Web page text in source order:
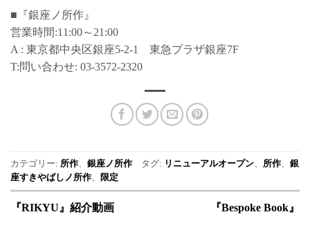
■『銀座ノ所作』
営業時間:11:00～21:00
A : 東京都中央区銀座5-2-1 東急プラザ銀座7F
T:問い合わせ: 03-3572-2320
カテゴリー: 所作 銀座ノ所作 タグ: リニューアルオープン 所作
銀
座すきやばしノ所作
限定
『RIKYU』紹介動画 『Bespoke Book』